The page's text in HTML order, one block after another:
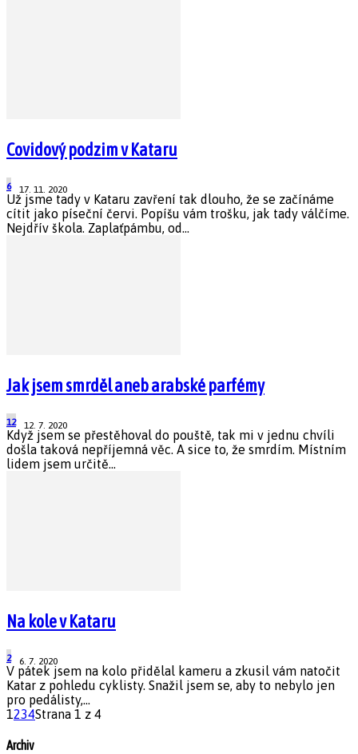
Covidový podzim v Kataru
17. 11. 2020
6
Už jsme tady v Kataru zavření tak dlouho, že se začínáme
cítit jako píseční červi. Popíšu vám trošku, jak tady válčíme.
Nejdřív škola. Zaplaťpámbu, od...
Jak jsem smrděl aneb arabské parfémy
12. 7. 2020
12
Když jsem se přestěhoval do pouště, tak mi v jednu chvíli
došla taková nepříjemná věc. A sice to, že smrdím. Místním
lidem jsem určitě...
Na kole v Kataru
6. 7. 2020
2
V pátek jsem na kolo přidělal kameru a zkusil vám natočit
Katar z pohledu cyklisty. Snažil jsem se, aby to nebylo jen
pro pedálisty,...
1234Strana 1 z 4
Archiv